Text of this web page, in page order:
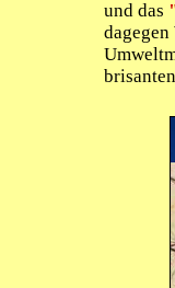
und das